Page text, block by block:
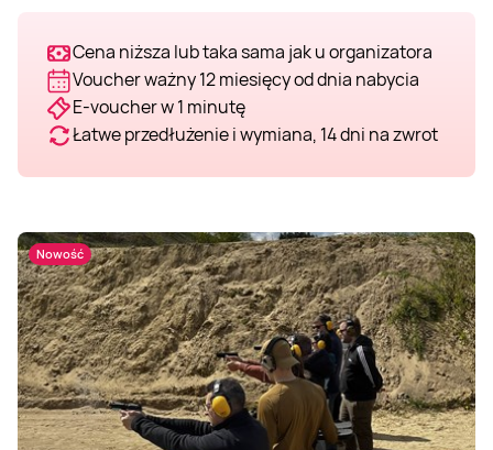
Cena niższa lub taka sama jak u organizatora
Voucher ważny 12 miesięcy od dnia nabycia
E-voucher w 1 minutę
Łatwe przedłużenie i wymiana, 14 dni na zwrot
Nowość